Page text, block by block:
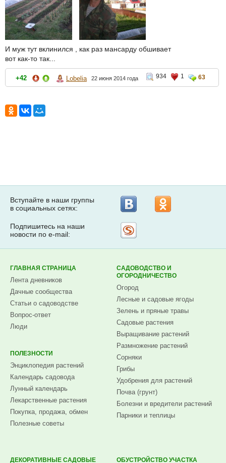
И муж тут вклинился , как раз мансарду обшивает
вот как-то так...
+42 Lobelia 22 июня 2014 года 934 1 63
Вступайте в наши группы
в социальных сетях:
Подпишитесь на наши
новости по e-mail:
ГЛАВНАЯ СТРАНИЦА
Лента дневников
Дачные сообщества
Статьи о садоводстве
Вопрос-ответ
Люди
ПОЛЕЗНОСТИ
Энциклопедия растений
Календарь садовода
Лунный календарь
Лекарственные растения
Покупка, продажа, обмен
Полезные советы
САДОВОДСТВО И
ОГОРОДНИЧЕСТВО
Огород
Лесные и садовые ягоды
Зелень и пряные травы
Садовые растения
Выращивание растений
Размножение растений
Сорняки
Грибы
Удобрения для растений
Почва (грунт)
Болезни и вредители растений
Парники и теплицы
ДЕКОРАТИВНЫЕ САДОВЫЕ
ОБУСТРОЙСТВО УЧАСТКА